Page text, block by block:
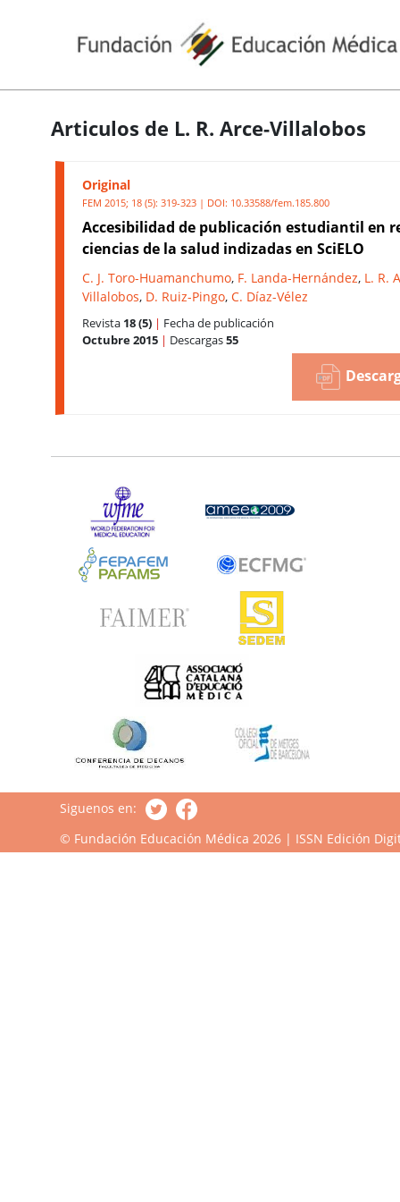
Articulos de L. R. Arce-Villalobos
Original
FEM 2015; 18 (5): 319-323 | DOI: 10.33588/fem.185.800
Accesibilidad de publicación estudiantil en
ciencias de la salud indizadas en SciELO
C. J. Toro-Huamanchumo, F. Landa-Hernández, L. R.
Villalobos, D. Ruiz-Pingo, C. Díaz-Vélez
Revista 18 (5) | Fecha de publicación
Octubre 2015 | Descargas55
Siguenos en:
© Fundación Educación Médica 2026 | ISSN Edición